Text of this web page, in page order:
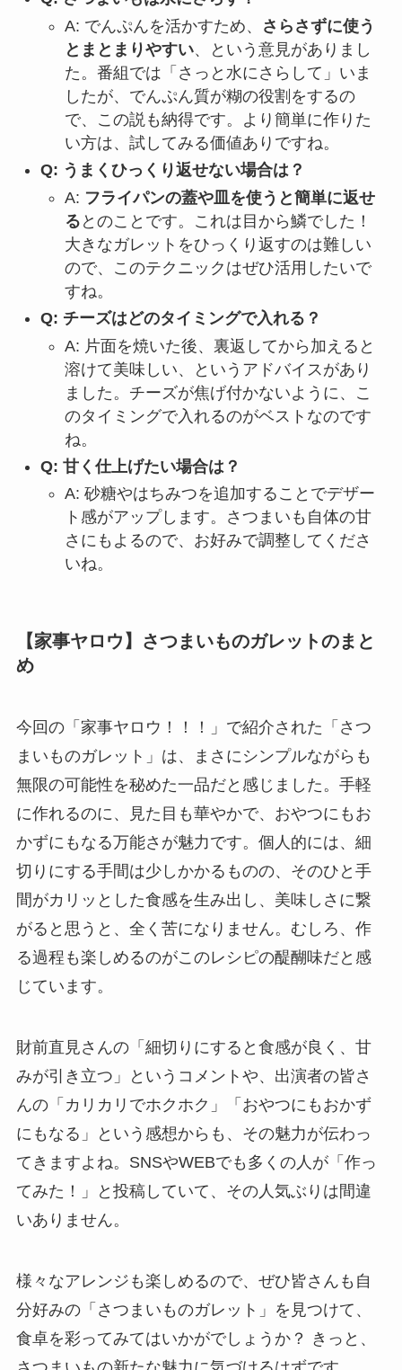
A: でんぷんを活かすため、
さらさずに使う
とまとまりやすい、という意見がありまし
た。番組では「さっと水にさらして」いま
したが、でんぷん質が糊の役割をするの
で、この説も納得です。より簡単に作りた
い方は、試してみる価値ありですね。
Q: うまくひっくり返せない場合は？
A: フライパンの蓋や皿を使うと簡単に返せ
る とのことです。これは目から鱗でした！
大きなガレットをひっくり返すのは難しい
ので、このテクニックはぜひ活用したいで
すね。
Q: チーズはどのタイミングで入れる？
A: 片面を焼いた後、裏返してから加えると
溶けて美味しい、というアドバイスがあり
ました。チーズが焦げ付かないように、こ
のタイミングで入れるのがベストなのです
ね。
Q: 甘く仕上げたい場合は？
A: 砂糖やはちみつを追加することでデザー
ト感がアップします。さつまいも自体の甘
さにもよるので、お好みで調整してくださ
いね。
【家事ヤロウ】さつまいものガレットのまと
め
今回の「家事ヤロウ！！！」で紹介された「さつ
まいものガレット」は、まさにシンプルながらも
無限の可能性を秘めた一品だと感じました。手軽
に作れるのに、見た目も華やかで、おやつにもお
かずにもなる万能さが魅力です。個人的には、細
切りにする手間は少しかかるものの、そのひと手
間がカリッとした食感を生み出し、美味しさに繋
がると思うと、全く苦になりません。むしろ、作
る過程も楽しめるのがこのレシピの醍醐味だと感
じています。
財前直見さんの「細切りにすると食感が良く、甘
みが引き立つ」というコメントや、出演者の皆さ
んの「カリカリでホクホク」「おやつにもおかず
にもなる」という感想からも、その魅力が伝わっ
てきますよね。SNSやWEBでも多くの人が「作っ
てみた！」と投稿していて、その人気ぶりは間違
いありません。
様々なアレンジも楽しめるので、ぜひ皆さんも自
分好みの「さつまいものガレット」を見つけて、
食卓を彩ってみてはいかがでしょうか？ きっと、